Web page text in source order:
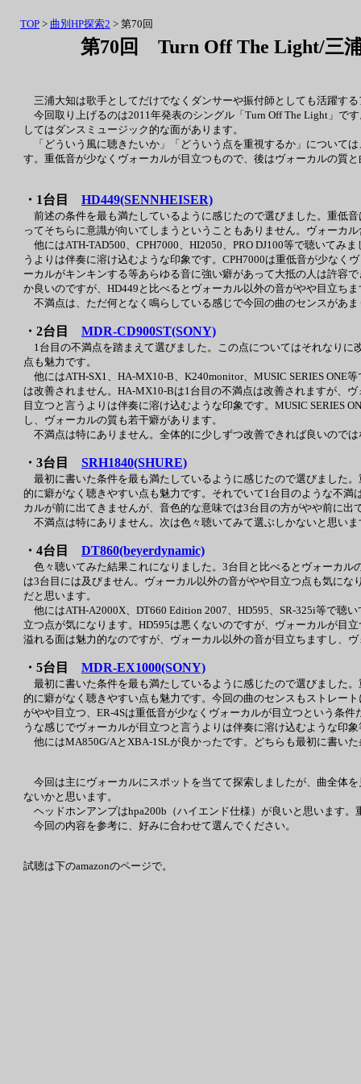
第70回 Turn Off The Light/三
三浦大知は歌手としてだけでなくダンサーや振付師としても活躍す
今回取り上げるのは2011年発表のシングル「Turn Off The Light」で
してはダンスミュージック的な面があります。
「どういう風に聴きたいか」「どういう点を重視するか」について
す。重低音が少なくヴォーカルが目立つもので、後はヴォーカルの質
・1台目 HD449(SENNHEISER)
前述の条件を最も満たしているように感じたので選びました。重低
ってそちらに意識が向いてしまうということもありません。ヴォーカ
他にはATH-TAD500、CPH7000、HI2050、PRO DJ100等で聴いてみ
うよりは伴奏に溶け込むような印象です。CPH7000は重低音が少な
ーカルがキンキンする等あらゆる音に強い癖があって大抵の人は許容
か良いのですが、HD449と比べるとヴォーカル以外の音がやや目立ち
不満点は、ただ何となく鳴らしている感じで今回の曲のセンスがあ
・2台目 MDR-CD900ST(SONY)
1台目の不満点を踏まえて選びました。この点についてはそれなりに
点も魅力です。
他にはATH-SX1、HA-MX10-B、K240monitor、MUSIC SERIES ONE
は改善されません。HA-MX10-Bは1台目の不満点は改善されますが、
目立つと言うよりは伴奏に溶け込むような印象です。MUSIC SERIES
し、ヴォーカルの質も若干癖があります。
不満点は特にありません。全体的に少しずつ改善できれば良いので
・3台目 SRH1840(SHURE)
最初に書いた条件を最も満たしているように感じたので選びました
的に癖がなく聴きやすい点も魅力です。それでいて1台目のような不
カルが前に出てきませんが、音色的な意味では3台目の方がやや前に出
不満点は特にありません。次は色々聴いてみて選ぶしかないと思いま
・4台目 DT860(beyerdynamic)
色々聴いてみた結果これになりました。3台目と比べるとヴォーカル
は3台目には及びません。ヴォーカル以外の音がやや目立つ点も気に
だと思います。
他にはATH-A2000X、DT660 Edition 2007、HD595、SR-325i等で聴
立つ点が気になります。HD595は悪くないのですが、ヴォーカルが目
溢れる面は魅力的なのですが、ヴォーカル以外の音が目立ちますし、
・5台目 MDR-EX1000(SONY)
最初に書いた条件を最も満たしているように感じたので選びました
的に癖がなく聴きやすい点も魅力です。今回の曲のセンスもストレー
がやや目立つ、ER-4Sは重低音が少なくヴォーカルが目立つという条
うな感じでヴォーカルが目立つと言うよりは伴奏に溶け込むような印
他にはMA850G/AとXBA-1SLが良かったです。どちらも最初に書い
今回は主にヴォーカルにスポットを当てて探索しましたが、曲全体
ないかと思います。
ヘッドホンアンプはhpa200b（ハイエンド仕様）が良いと思います
今回の内容を参考に、好みに合わせて選んでください。
試聴は下のamazonのページで。
TOP > 曲別HP探索2 > 第70回